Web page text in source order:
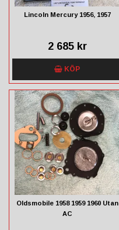
Lincoln Mercury 1956, 1957
2 685 kr
KÖP
Oldsmobile 1958 1959 1960 Utan
AC